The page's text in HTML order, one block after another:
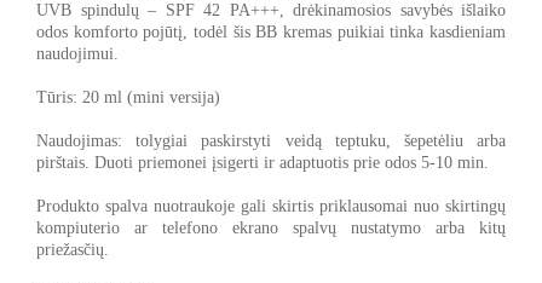
UVB spindulų – SPF 42 PA+++, drėkinamosios savybės išlaiko
odos komforto pojūtį, todėl šis BB kremas puikiai tinka kasdieniam
naudojimui.
Tūris: 20 ml (mini versija)
Naudojimas: tolygiai paskirstyti veidą teptuku, šepetėliu arba
pirštais. Duoti priemonei įsigerti ir adaptuotis prie odos 5-10 min.
Produkto spalva nuotraukoje gali skirtis priklausomai nuo skirtingų
kompiuterio ar telefono ekrano spalvų nustatymo arba kitų
priežasčių.